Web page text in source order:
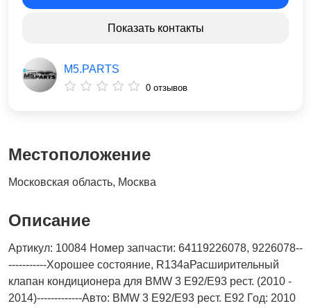
Местоположение
Московская область, Москва
Описание
Артикул: 10084 Номер запчасти: 64119226078, 9226078--
-----------Хорошее состояние, R134aРасширительный
клапан кондиционера для BMW 3 E92/E93 рест. (2010 -
2014)-------------Авто: BMW 3 E92/E93 рест. E92 Год: 2010
Показать контакты
M5.PARTS
0 отзывов